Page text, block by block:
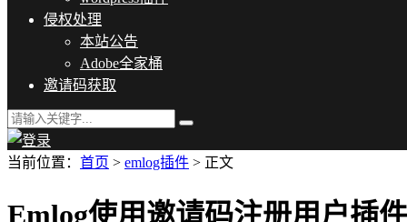
侵权处理
本站公告
Adobe全家桶
邀请码获取
当前位置： 首页 > emlog插件 > 正文
Emlog使用邀请码注册用户插件